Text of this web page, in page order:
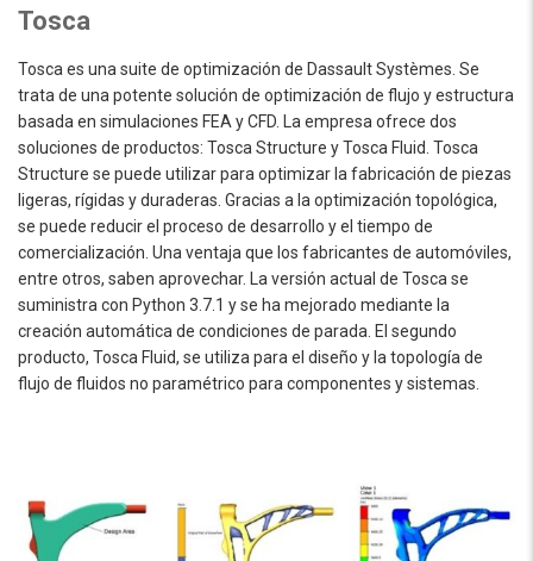
Tosca
Tosca es una suite de optimización de Dassault Systèmes. Se
trata de una potente solución de optimización de flujo y estructura
basada en simulaciones FEA y CFD. La empresa ofrece dos
soluciones de productos: Tosca Structure y Tosca Fluid. Tosca
Structure se puede utilizar para optimizar la fabricación de piezas
ligeras, rígidas y duraderas. Gracias a la optimización topológica,
se puede reducir el proceso de desarrollo y el tiempo de
comercialización. Una ventaja que los fabricantes de automóviles,
entre otros, saben aprovechar. La versión actual de Tosca se
suministra con Python 3.7.1 y se ha mejorado mediante la
creación automática de condiciones de parada. El segundo
producto, Tosca Fluid, se utiliza para el diseño y la topología de
flujo de fluidos no paramétrico para componentes y sistemas.